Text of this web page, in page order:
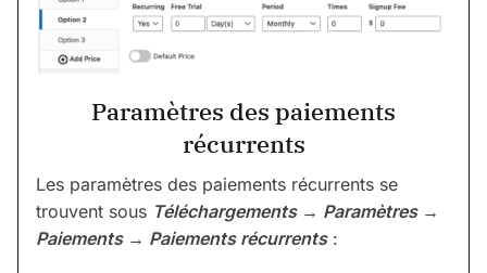
Paramètres des paiements
récurrents
Les paramètres des paiements récurrents se
trouvent sous Téléchargements → Paramètres →
Paiements → Paiements récurrents: